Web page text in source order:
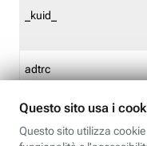
_kuid_
adtrc
CFFC<TagID>